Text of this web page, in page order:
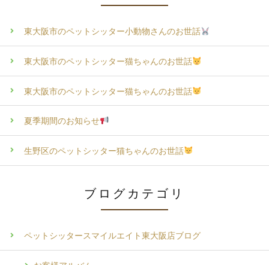
東大阪市のペットシッター小動物さんのお世話
東大阪市のペットシッター猫ちゃんのお世話
東大阪市のペットシッター猫ちゃんのお世話
夏季期間のお知らせ
生野区のペットシッター猫ちゃんのお世話
ブログカテゴリ
ペットシッタースマイルエイト東大阪店ブログ